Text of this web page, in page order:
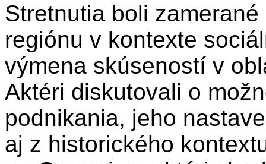
Stretnutia boli
regiónu v kontexte
výmena skúseností v
Aktéri diskutovali o
podnikania, jeho
aj z historického